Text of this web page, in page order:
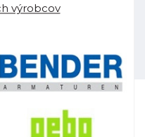
výrobcov